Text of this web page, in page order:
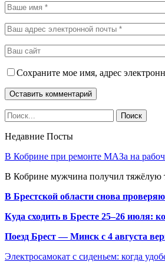
Сохраните мое имя, адрес
Недавние Посты
В Кобрине при ремонте МАЗа на
В Кобрине мужчина получил тяжёлую
В Брестской области снова
Куда сходить в Бресте 25–26 июля:
Поезд Брест — Минск с 4 августа
Электросамокат с сиденьем: когда